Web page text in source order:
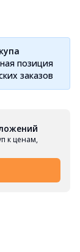
позиция
заказов
к ценам,